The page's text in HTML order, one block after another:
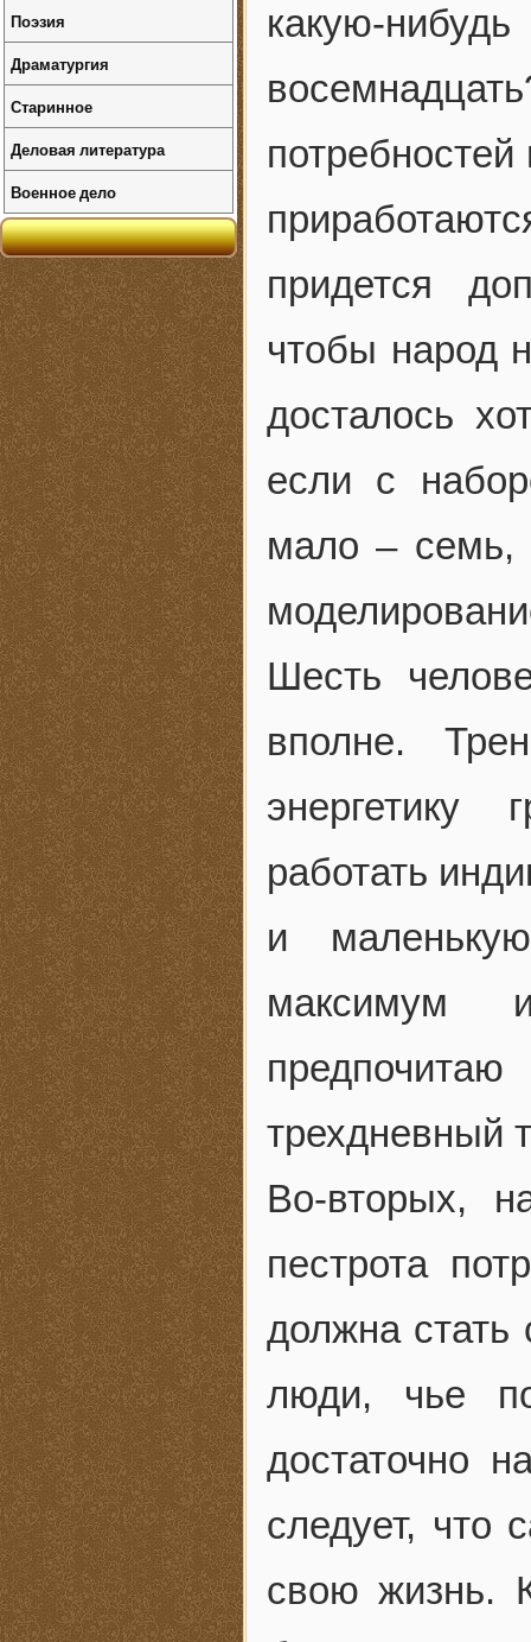
какую-
придется
чтобы народ
досталось
если с
мало – семь,
Шесть
вполне.
энергетику
работать
и
максимум
трехдневный
Во-вторых,
пестрота
должна
люди, чье
достаточно
следует, что
свою жизнь.
Поэзия
Драматургия
Старинное
Деловая литература
Военное дело